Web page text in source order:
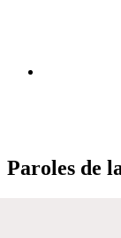
Paroles de